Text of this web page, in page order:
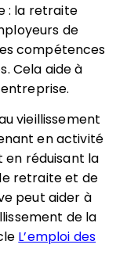
: la retraite
de
compétences
Cela aide à
vieillissement
en activité
en réduisant la
retraite et de
peut aider à
de la
L’emploi des